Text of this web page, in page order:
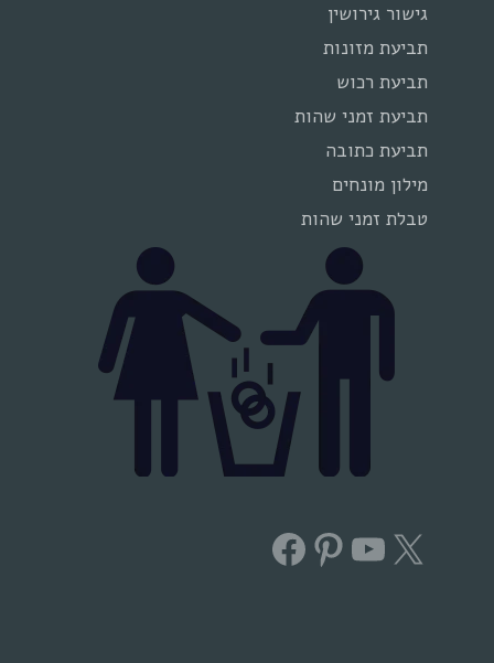
גישור גירושין
תביעת מזונות
תביעת רכוש
תביעת זמני שהות
תביעת כתובה
מילון מונחים
טבלת זמני שהות
X
YouTube
Pinterest
Facebook